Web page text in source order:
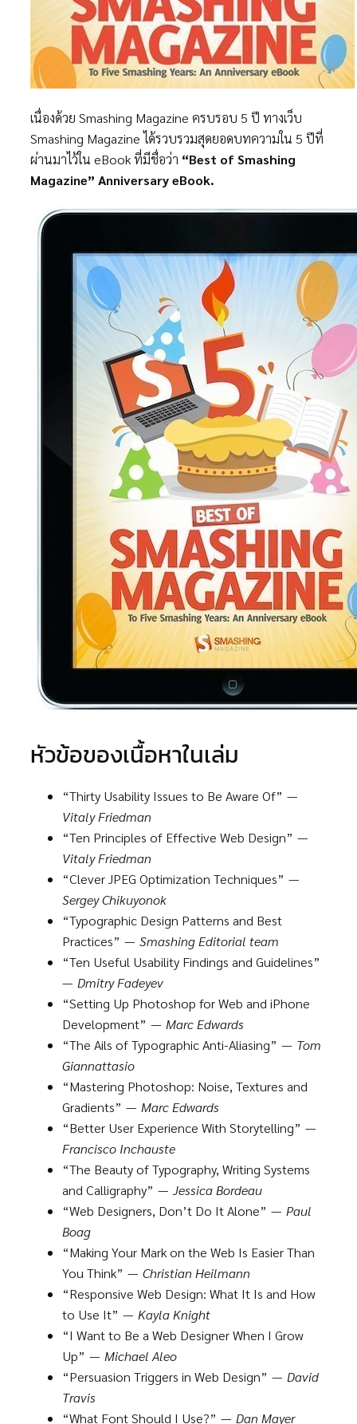
เนื่องด้วย Smashing Magazine ครบรอบ 5 ปี ทางเว็บ
Smashing Magazine ได้รวบรวมสุดยอดบทความใน 5 ปีที่
ผ่านมาไว้ใน eBook ที่มีชื่อว่า “Best of Smashing
Magazine” Anniversary eBook.
หัวข้อของเนื้อหาในเล่ม
“Thirty Usability Issues to Be Aware Of” —
Vitaly Friedman
“Ten Principles of Effective Web Design” —
Vitaly Friedman
“Clever JPEG Optimization Techniques” —
Sergey Chikuyonok
“Typographic Design Patterns and Best
Practices” — Smashing Editorial team
“Ten Useful Usability Findings and Guidelines”
— Dmitry Fadeyev
“Setting Up Photoshop for Web and iPhone
Development” — Marc Edwards
“The Ails of Typographic Anti-Aliasing” — Tom
Giannattasio
“Mastering Photoshop: Noise, Textures and
Gradients” — Marc Edwards
“Better User Experience With Storytelling” —
Francisco Inchauste
“The Beauty of Typography, Writing Systems
and Calligraphy” —Jessica Bordeau
“Web Designers, Don’t Do It Alone” — Paul
Boag
“Making Your Mark on the Web Is Easier Than
You Think” — Christian Heilmann
“Responsive Web Design: What It Is and How
to Use It” — Kayla Knight
“I Want to Be a Web Designer When I Grow
Up” — Michael Aleo
“Persuasion Triggers in Web Design” — David
Travis
“What Font Should I Use?” — Dan Mayer